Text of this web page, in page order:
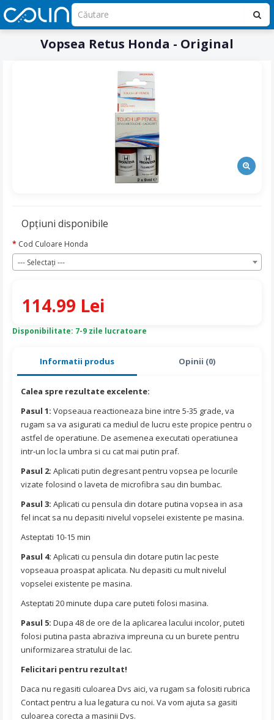
Vopsea Retus Honda - Original
Informatii produs Opinii (0)
Calea spre rezultate excelente:
Pasul 1: Vopseaua reactioneaza bine intre 5-35 grade, va
rugam sa va asigurati ca mediul de lucru este propice pentru o
astfel de operatiune. De asemenea executati operatiunea
intr-un loc la umbra si cu cat mai putin praf.
Pasul 2: Aplicati putin degresant pentru vopsea pe locurile
vizate folosind o laveta de microfibra sau din bumbac.
Pasul 3: Aplicati cu pensula din dotare putina vopsea in asa
fel incat sa nu depasiti nivelul vopselei existente pe masina.
Asteptati 10-15 min
Pasul 4: Aplicati cu pensula din dotare putin lac peste
vopseaua proaspat aplicata. Nu depasiti cu mult nivelul
vopselei existente pe masina.
Asteptati 20 minute dupa care puteti folosi masina.
Pasul 5: Dupa 48 de ore de la aplicarea lacului incolor, puteti
folosi putina pasta abraziva impreuna cu un burete pentru
uniformizarea stratului de lac.
Felicitari pentru rezultat!
Daca nu regasiti culoarea Dvs aici, va rugam sa folositi rubrica
Contact pentru a lua legatura cu noi. Va vom ajuta sa gasiti
culoarea corecta a masinii Dvs.
Disponibilitate: 7-9 zile lucratoare
114.99 Lei
Opţiuni disponibile
Cod Culoare Honda
--- Selectaţi ---